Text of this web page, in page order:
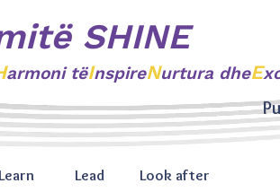
SHINE
armoni tëInspireNurtura dheE
Learn Lead Look after